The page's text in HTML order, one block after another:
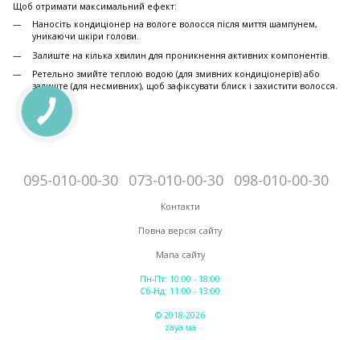
Щоб отримати максимальний ефект:
Наносіть кондиціонер на вологе волосся після миття шампунем,
уникаючи шкіри голови.
Залиште на кілька хвилин для проникнення активних компонентів.
Ретельно змийте теплою водою (для змивних кондиціонерів) або
залиште (для несмивних), щоб зафіксувати блиск і захистити волосся.
095-010-00-30 073-010-00-30 098-010-00-30
Контакти
Повна версія сайту
Мапа сайту
Пн-Пт: 10:00 - 18:00
Сб-Нд: 11:00 - 13:00
© 2018-2026
zaya.ua